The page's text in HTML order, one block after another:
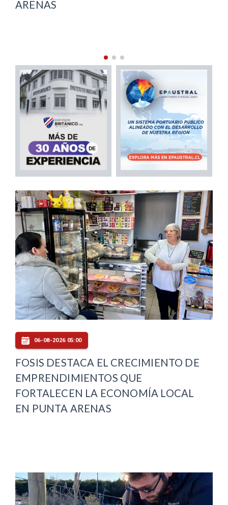
06-08-2026 05:00
FOSIS DESTACA EL CRECIMIENTO DE
EMPRENDIMIENTOS QUE
FORTALECEN LA ECONOMÍA LOCAL
EN PUNTA ARENAS